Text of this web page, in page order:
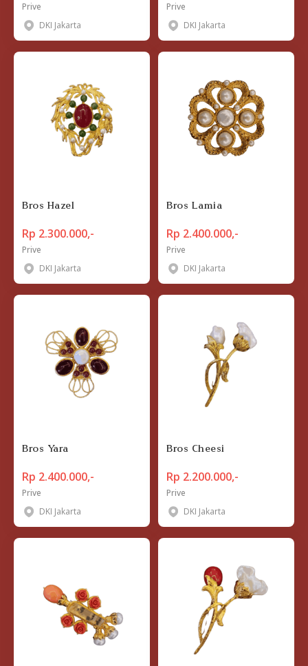
Prive
DKI Jakarta
Prive
DKI Jakarta
Bros Hazel
Rp 2.300.000,-
Prive
DKI Jakarta
Bros Lamia
Rp 2.400.000,-
Prive
DKI Jakarta
Bros Yara
Rp 2.400.000,-
Prive
DKI Jakarta
Bros Cheesi
Rp 2.200.000,-
Prive
DKI Jakarta